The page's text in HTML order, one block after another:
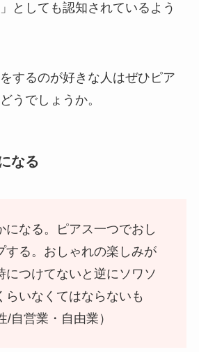
としても認知されているよう
するのが好きな人はぜひピア
うでしょうか。
なる
になる。ピアス一つでおし
する。おしゃれの楽しみが
につけてないと逆にソワソ
らいなくてはならないも
/自営業・自由業）